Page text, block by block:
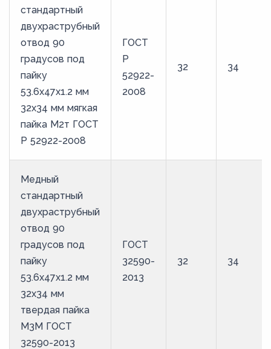
стандартный
двухраструбный
отвод 90
градусов под
пайку
53.6х47х1.2 мм
32х34 мм мягкая
пайка М2т ГОСТ
Р 52922-2008
ГОСТ
Р
52922-
2008
32 34
Медный
стандартный
двухраструбный
отвод 90
градусов под
пайку
53.6х47х1.2 мм
32х34 мм
твердая пайка
М3М ГОСТ
32590-2013
ГОСТ
32590-
2013
32 34